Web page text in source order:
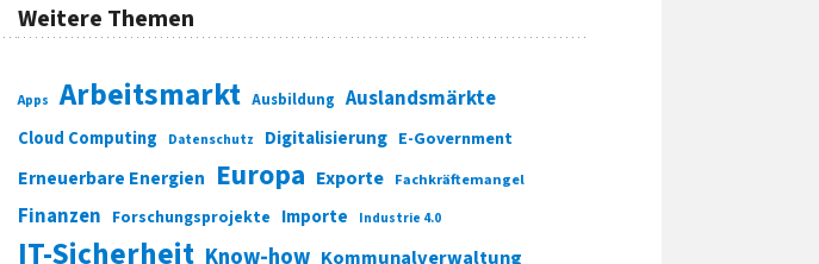
Weitere Themen
Apps Arbeitsmarkt Ausbildung Auslandsmärkte
Cloud Computing Datenschutz Digitalisierung E-Government
Erneuerbare Energien Europa Exporte Fachkräftemangel
Finanzen Forschungsprojekte Importe Industrie 4.0
IT-Sicherheit Know-how Kommunalverwaltung